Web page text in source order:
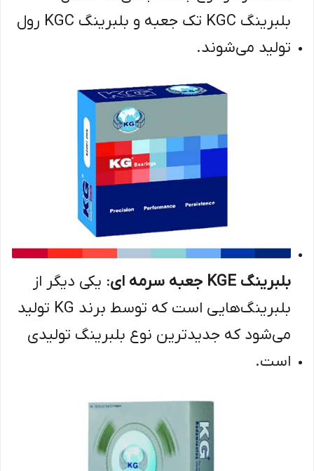
بلبرینگ KGC تک جعبه و بلبرینگ KGC رول
تولید می‌شوند.
بلبرینگ KGE جعبه سرمه ای
: یکی دیگر از
بلبرینگ‌هایی است که توسط برند KG تولید
می‌شود که جدید‌ترین نوع بلبرینگ تولیدی
است.